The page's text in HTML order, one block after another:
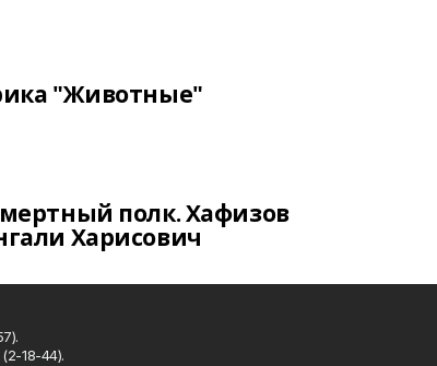
"Животные"
полк. Хафизов
Харисович
18-44).